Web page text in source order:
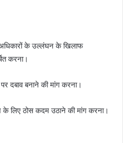
के उल्लंघन के खिलाफ
करना।
दबाव बनाने की मांग करना।
लिए ठोस कदम उठाने की मांग करना।